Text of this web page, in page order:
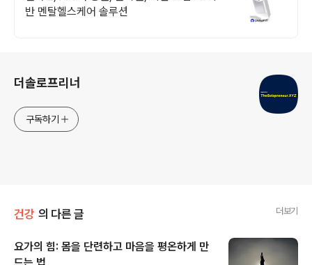
반 멘탈헬스케어 솔루션
더솔로프리너
구독하기
건강 의 다른 글 더보기
요가의 힘: 몸을 단련하고 마음을 평온하게 만